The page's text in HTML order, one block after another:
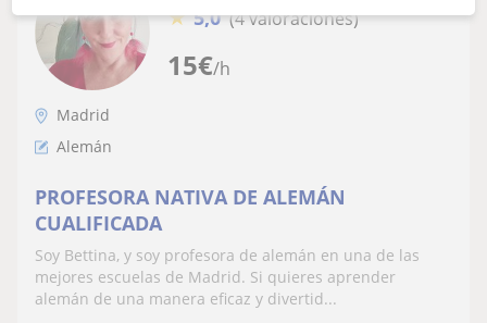
15€/h
★ 5,0 (4 valoraciones)
Madrid
Alemán
PROFESORA NATIVA DE ALEMÁN
CUALIFICADA
Soy Bettina, y soy profesora de alemán en una de las
mejores escuelas de Madrid. Si quieres aprender
alemán de una manera eficaz y divertid...